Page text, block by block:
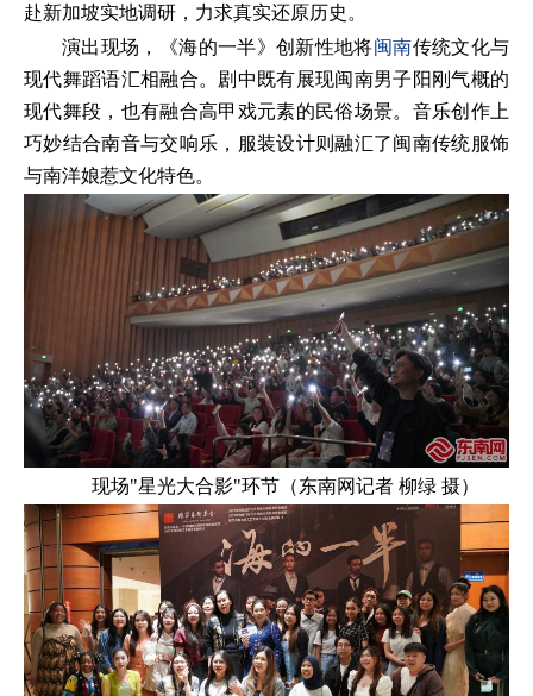
赴新加坡实地调研，力求真实还原历史。
演出现场，《海的一半》创新性地将闽南传统文化与
现代舞蹈语汇相融合。剧中既有展现闽南男子阳刚气概的
现代舞段，也有融合高甲戏元素的民俗场景。音乐创作上
巧妙结合南音与交响乐，服装设计则融汇了闽南传统服饰
与南洋娘惹文化特色。
现场"星光大合影"环节（东南网记者 柳绿 摄）